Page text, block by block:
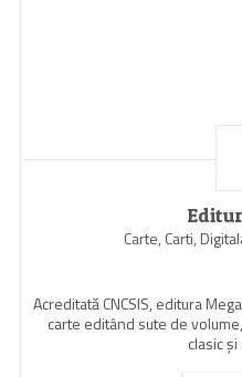
Carte, Carti,
Acreditată CNCSIS, editura
carte editând sute de
clasic